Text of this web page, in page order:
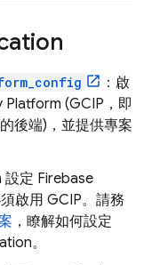
：啟
Platform (GCIP，即
的後端)，並提供專案
設定 Firebase
須啟用 GCIP。請務
，瞭解如何設定
。